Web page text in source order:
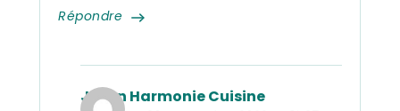
Répondre
Julien Harmonie Cuisine